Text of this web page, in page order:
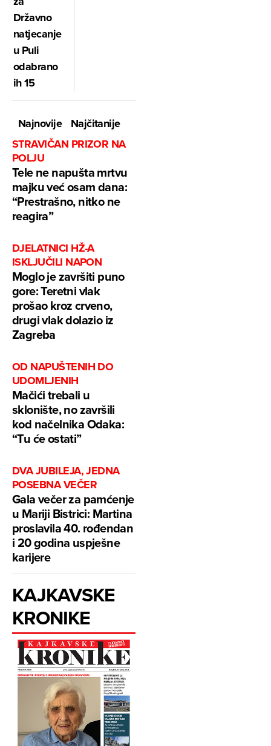
Državno
natjecanje
u Puli
odabrano
ih 15
Najnovije
Najčitanije
STRAVIČAN PRIZOR NA
POLJU
Tele ne napušta mrtvu
majku već osam dana:
“Prestrašno, nitko ne
reagira”
DJELATNICI HŽ-A
ISKLJUČILI NAPON
Moglo je završiti puno
gore: Teretni vlak
prošao kroz crveno,
drugi vlak dolazio iz
Zagreba
OD NAPUŠTENIH DO
UDOMLJENIH
Mačići trebali u
sklonište, no završili
kod načelnika Odaka:
“Tu će ostati”
DVA JUBILEJA, JEDNA
POSEBNA VEČER
Gala večer za pamćenje
u Mariji Bistrici: Martina
proslavila 40. rođendan
i 20 godina uspješne
karijere
KAJKAVSKE
KRONIKE